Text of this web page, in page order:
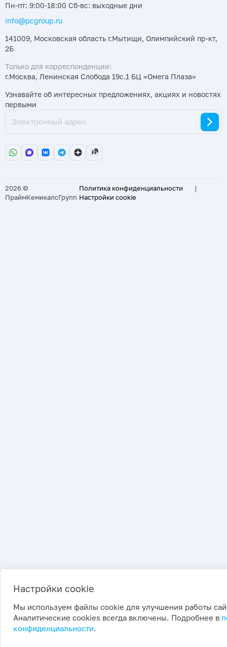
Пн-пт: 9:00-18:00 Сб-вс: выходные дни
info@pcgroup.ru
141009, Московская область г.Мытищи, Олимпийский пр-кт,
2Б
Только для корреспонденции:
г.Москва, Ленинская Слобода 19с.1 БЦ «Омега Плаза»
Узнавайте об интересных предложениях, акциях и новостях
первыми
2026 ©
ПраймКемикалсГрупп
Политика конфиденциальности
|
Настройки cookie
Настройки cookie
Мы используем файлы cookie для улучшения работы
Аналитические cookies всегда включены. Подробнее в
конфиденциальности.